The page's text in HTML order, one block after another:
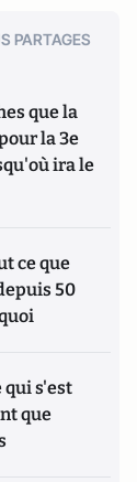
PARTAGES
que la
la 3e
ira le
ce que
50
qui s'est
que